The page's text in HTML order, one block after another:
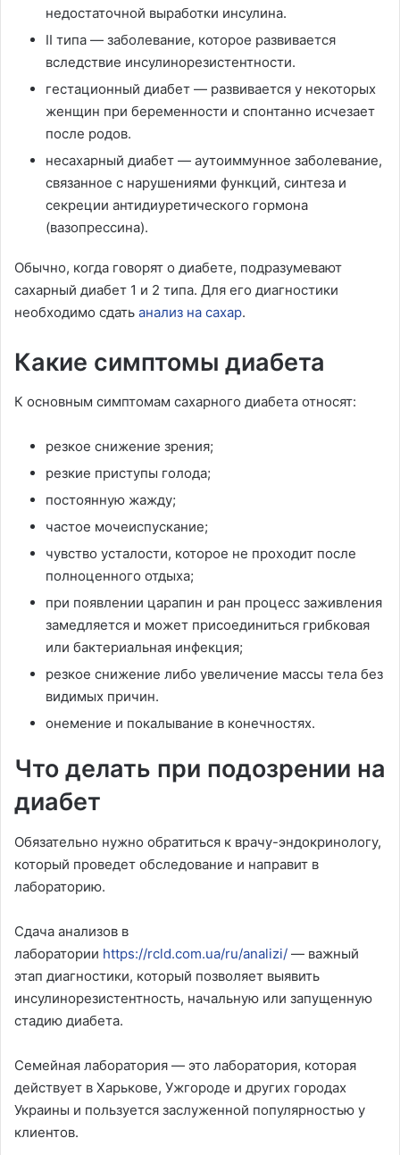
недостаточной выработки инсулина.
II типа — заболевание, которое развивается
вследствие инсулинорезистентности.
гестационный диабет — развивается у некоторых
женщин при беременности и спонтанно исчезает
после родов.
несахарный диабет — аутоиммунное заболевание,
связанное с нарушениями функций, синтеза и
секреции антидиуретического гормона
(вазопрессина).
Обычно, когда говорят о диабете, подразумевают
сахарный диабет 1 и 2 типа. Для его диагностики
необходимо сдать анализ на сахар.
Какие симптомы диабета
К основным симптомам сахарного диабета относят:
резкое снижение зрения;
резкие приступы голода;
постоянную жажду;
частое мочеиспускание;
чувство усталости, которое не проходит после
полноценного отдыха;
при появлении царапин и ран процесс заживления
замедляется и может присоединиться грибковая
или бактериальная инфекция;
резкое снижение либо увеличение массы тела без
видимых причин.
онемение и покалывание в конечностях.
Что делать при подозрении на
диабет
Обязательно нужно обратиться к врачу-эндокринологу,
который проведет обследование и направит в
лабораторию.
Сдача анализов в
лаборатории https://rcld.com.ua/ru/analizi/ — важный
этап диагностики, который позволяет выявить
инсулинорезистентность, начальную или запущенную
стадию диабета.
Семейная лаборатория — это лаборатория, которая
действует в Харькове, Ужгороде и других городах
Украины и пользуется заслуженной популярностью у
клиентов.